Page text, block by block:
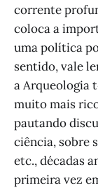
corrente
coloca a
uma política
sentido, vale
a Arqueologia
muito mais
pautando
ciência, sobre
etc., décadas
primeira vez